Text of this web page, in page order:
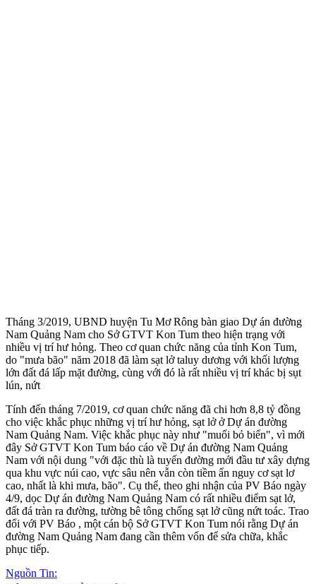
Tháng 3/2019, UBND huyện Tu Mơ Rông bàn giao Dự án đường
Nam Quảng Nam cho Sở GTVT Kon Tum theo hiện trạng với
nhiều vị trí hư hỏng. Theo cơ quan chức năng của tỉnh Kon Tum,
do "mưa bão" năm 2018 đã làm sạt lở taluy dương với khối lượng
lớn đất đá lấp mặt đường, cùng với đó là rất nhiều vị trí khác bị sụt
lún, nứt
Tính đến tháng 7/2019, cơ quan chức năng đã chi hơn 8,8 tỷ đồng
cho việc khắc phục những vị trí hư hỏng, sạt lở ở Dự án đường
Nam Quảng Nam. Việc khắc phục này như "muối bỏ biển", vì mới
đây Sở GTVT Kon Tum báo cáo về Dự án đường Nam Quảng
Nam với nội dung "với đặc thù là tuyến đường mới đầu tư xây dựng
qua khu vực núi cao, vực sâu nên vẫn còn tiềm ẩn nguy cơ sạt lơ
cao, nhất là khi mưa, bão". Cụ thể, theo ghi nhận của PV Báo ngày
4/9, dọc Dự án đường Nam Quảng Nam có rất nhiều điểm sạt lở,
đất đá tràn ra đường, tường bê tông chống sạt lở cũng nứt toác. Trao
đổi với PV Báo , một cán bộ Sở GTVT Kon Tum nói rằng Dự án
đường Nam Quảng Nam đang cần thêm vốn để sửa chữa, khắc
phục tiếp.
Nguồn Tin: